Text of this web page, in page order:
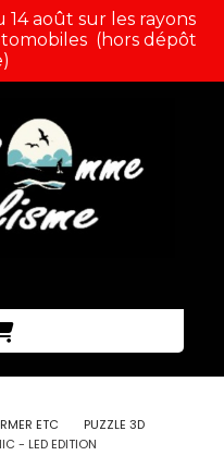
août sur les rayons
(hors dépôt
ETC
PUZZLE 3D
- LED EDITION